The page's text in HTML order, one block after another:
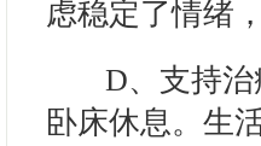
虑稳定了情绪
D、支持治
卧床休息。生